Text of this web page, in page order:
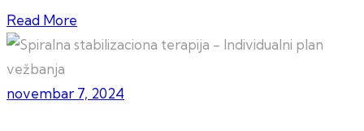
Read More
novembar 7, 2024